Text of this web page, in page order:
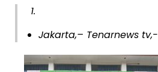
Jakarta,– Tenarnews tv,-